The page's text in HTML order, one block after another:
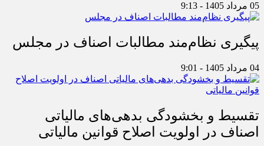
05 مرداد 1405 - 9:13
پیگیری نظام‌مند مطالبات اصناف در مجلس
04 مرداد 1405 - 9:01
تقسیط و بخشودگی بدهی‌های مالیاتی
اصناف در اولویت اصلاح قوانین مالیاتی